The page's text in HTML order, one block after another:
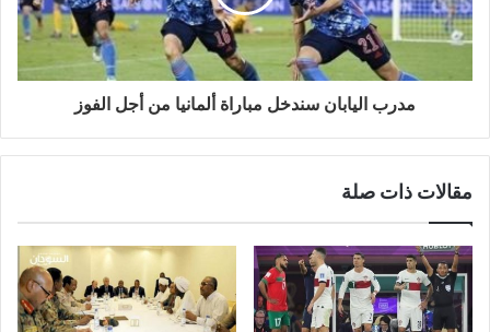
مدرب اليابان سندخل مباراة ألمانيا من أجل الفوز
مقالات ذات صلة